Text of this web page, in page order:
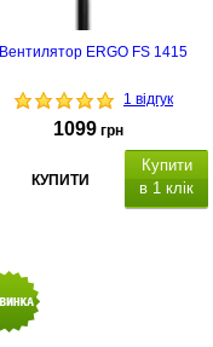
Вентилятор ERGO FS 1415
1 відгук
1099 грн
КУПИТИ
Купити
в 1 клік